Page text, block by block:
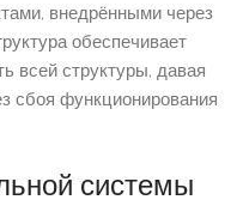
внедрёнными через
обеспечивает
всей структуры, давая
сбоя функционирования
системы